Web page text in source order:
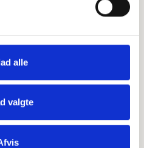
alle
valgte
Schou. Du kan tænde et lys,
sende et hjerte eller en